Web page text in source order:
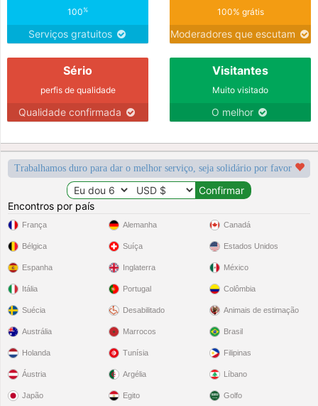
100%
Serviços gratuitos
100% grátis
Moderadores que escutam
Sério
perfis de qualidade
Qualidade confirmada
Visitantes
Muito visitado
O melhor
Trabalhamos duro para dar o melhor serviço, seja solidário por favor
Encontros por país
França
Bélgica
Espanha
Itália
Suécia
Alemanha
Suíça
Inglaterra
Portugal
Desabilitado
Canadá
Estados Unidos
México
Colômbia
Animais de estimação
Austrália
Holanda
Áustria
Japão
Marrocos
Tunísia
Argélia
Egito
Brasil
Filipinas
Líbano
Golfo